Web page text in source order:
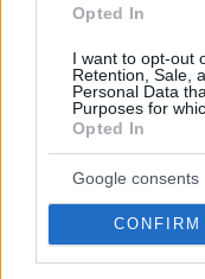
Opted In
I want to opt-out
Retention, Sale,
Personal Data
Purposes for
Opted In
Google consents
CONFIRM
Forbes: Οι
να ζήσεις μετά
τέσσερις πόλεις
10.08.2026, 11:37